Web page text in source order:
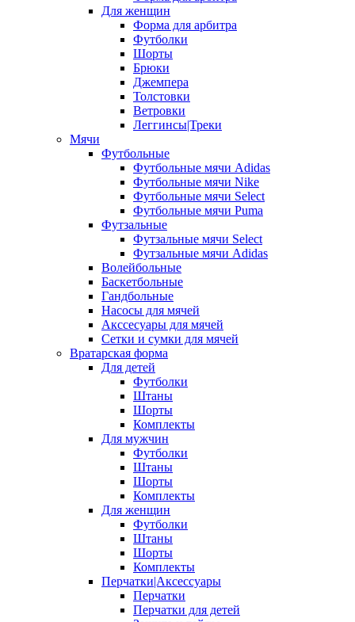
Для женщин
Форма для арбитра
Футболки
Шорты
Брюки
Джемпера
Толстовки
Ветровки
Леггинсы|Треки
Мячи
Футбольные
Футбольные мячи Adidas
Футбольные мячи Nike
Футбольные мячи Select
Футбольные мячи Puma
Футзальные
Футзальные мячи Select
Футзальные мячи Adidas
Волейбольные
Баскетбольные
Гандбольные
Насосы для мячей
Акссесуары для мячей
Сетки и сумки для мячей
Вратарская форма
Для детей
Футболки
Штаны
Шорты
Комплекты
Для мужчин
Футболки
Штаны
Шорты
Комплекты
Для женщин
Футболки
Штаны
Шорты
Комплекты
Перчатки|Аксессуары
Перчатки
Перчатки для детей